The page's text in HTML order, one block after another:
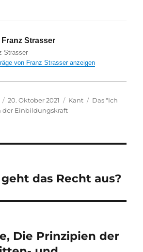
Franz Strasser
Strasser
von Franz Strasser anzeigen
Veröffentlicht
am
20. Oktober 2021 Kategorien
Kant Schlagwörter
Das "Ich
der Einbildungskraft
das Recht aus?
Die Prinzipien der